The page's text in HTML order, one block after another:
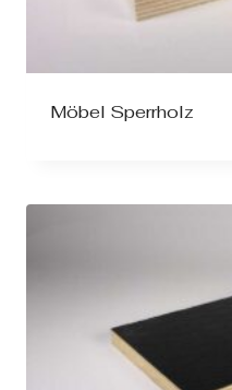
Möbel Sperrholz